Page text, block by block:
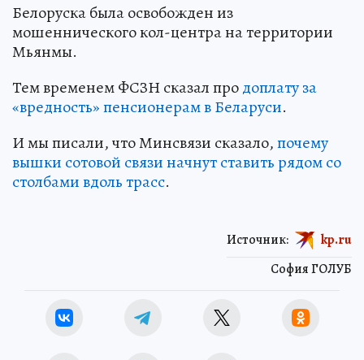
Белоруска была освобожден из
мошеннического кол-центра на территории
Мьянмы.
Тем временем ФСЗН сказал продоплату за
«вредность» пенсионерам в Беларуси.
И мы писали, что Минсвязи сказало,почему
вышки сотовой связи начнут ставить рядом со
столбами вдоль трасс.
София ГОЛУБ
Источник: kp.ru